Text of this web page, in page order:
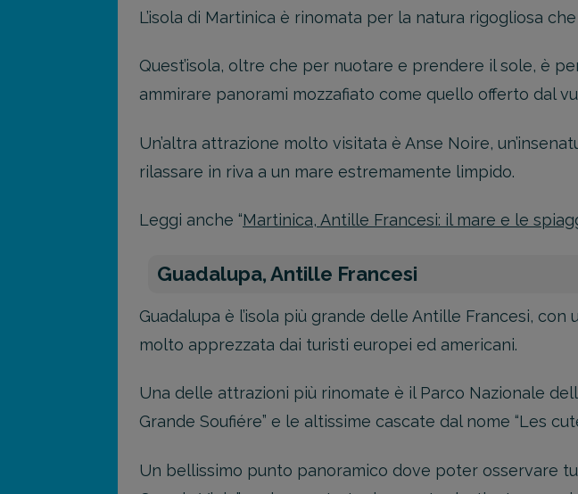
L’isola di Martinica è rinomata per la natura rigogliosa
Quest’isola, oltre che per nuotare e prendere il sole, è
ammirare panorami mozzafiato come quello offerto dal
Un’altra attrazione molto visitata è Anse Noire,
rilassare in riva a un mare estremamente limpido.
Leggi anche “Martinica, Antille Francesi: il mare e le
Guadalupa, Antille Francesi
Guadalupa è l’isola più grande delle Antille Francesi,
molto apprezzata dai turisti europei ed americani.
Una delle attrazioni più rinomate è il Parco Nazionale
Grande Soufiére” e le altissime cascate dal nome “Les
Un bellissimo punto panoramico dove poter osservare